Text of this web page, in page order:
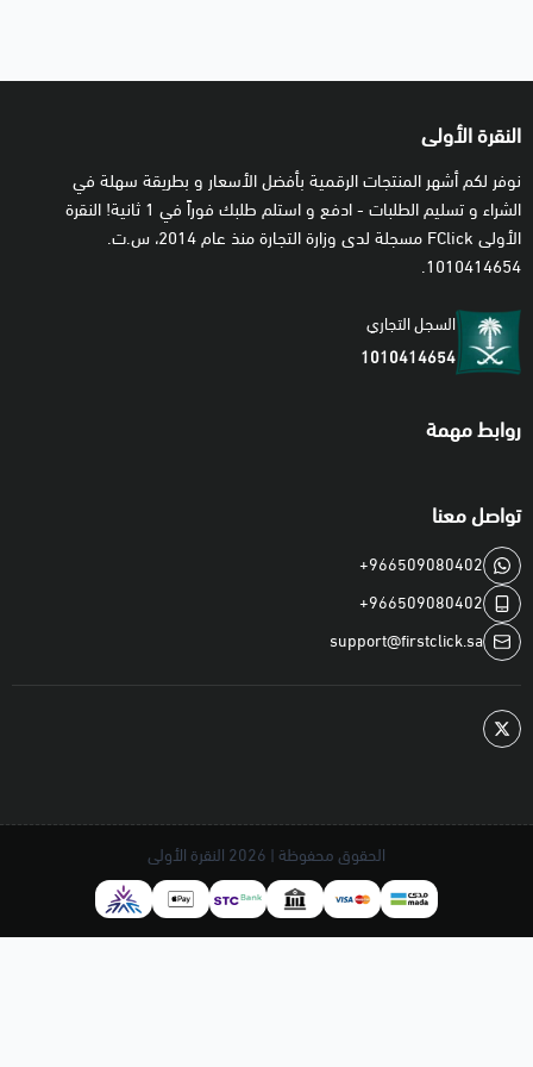
• بعد الإنتهاء من معالجة طلبكم سيصلكم رسالة من الباي بال عبر
الإيميل تفيد بدخول المبلغ لحسابكم.
• للاستفسارات او عند رغبتك بمتابعة حالة طلبك يمكنك التواصل
معنا عبر محادثة الواتساب على الرقم 966509080402.
النقرة الأولى
نوفر لكم أشهر المنتجات الرقمية بأفضل الأسعار و بطريقة سهلة في
الشراء و تسليم الطلبات - ادفع و استلم طلبك فوراً في 1 ثانية! النقرة
الأولى FClick مسجلة لدى وزارة التجارة منذ عام 2014، س.ت.
1010414654.
السجل التجاري
1010414654
روابط مهمة
تواصل معنا
+966509080402
+966509080402
support@firstclick.sa
الحقوق محفوظة | 2026 النقرة الأولى